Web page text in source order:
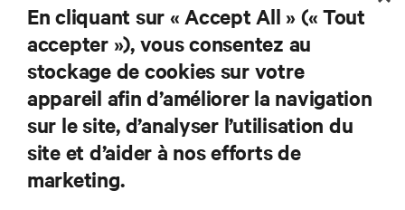
S'INSCRIRE
RESSOURCES
SOUTIEN
En cliquant sur « Accept All » (« Tout
accepter »), vous consentez au
stockage de cookies sur votre
appareil afin d’améliorer la navigation
sur le site, d’analyser l’utilisation du
site et d’aider à nos efforts de
marketing.